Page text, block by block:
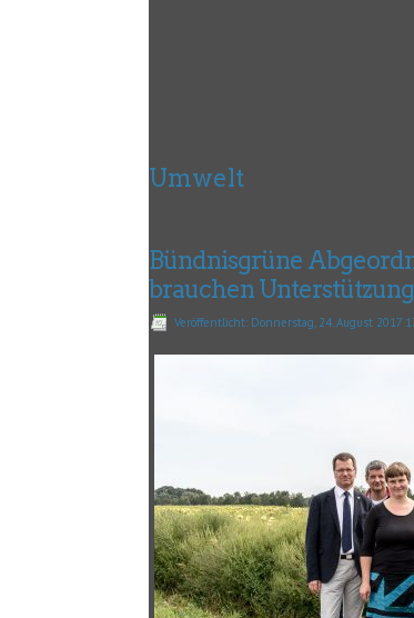
Umwelt
Bündnisgrüne
brauchen
Veröffentlicht: Donnerstag, 24. August 2017